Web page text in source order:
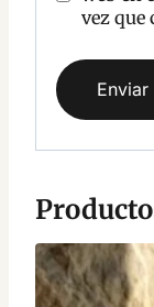
vez que